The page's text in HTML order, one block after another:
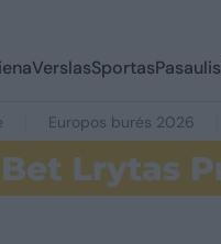
VerslasSportasPasaulis
Europos burės 2026